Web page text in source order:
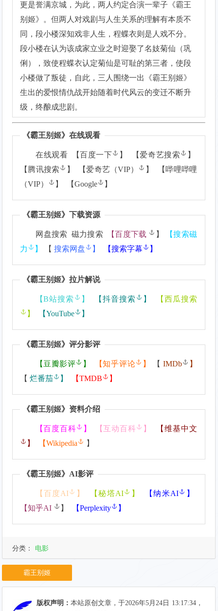
更是誉满京城，为此，两人约定合演一辈子《霸王
别姬》。但两人对戏剧与人生关系的理解有本质不
同，段小楼深知戏非人生，程蝶衣则是人戏不分。
段小楼在认为该成家立业之时迎娶了名妓菊仙（巩
俐），致使程蝶衣认定菊仙是可耻的第三者，使段
小楼做了叛徒，自此，三人围绕一出《霸王别姬》
生出的爱恨情仇战开始随着时代风云的变迁不断升
级，终酿成悲剧。
《霸王别姬》在线观看
在线观看 【百度一下 】 【 爱奇艺搜索
】
【 腾讯搜索 】 【 爱奇艺（VIP） 】 【 哔哩哔哩
（VIP）
】 【Google 】
《霸王别姬》下载资源
网盘搜索 磁力搜索 【百度下载 】 【搜索磁
力
】 【搜索网盘 】 【搜索字幕 】
《霸王别姬》拉片解说
【B站搜索 】 【抖音搜索 】 【西瓜搜索
】
【YouTube 】
《霸王别姬》评分影评
【 豆瓣影评 】 【知乎评论 】 【 IMDb
】
【烂番茄 】 【TMDB 】
《霸王别姬》资料介绍
【百度百科 】 【互动百科 】 【维基中文
】
【Wikipedia 】
《霸王别姬》AI影评
【百度AI 】 【秘塔AI 】 【纳米AI
】
【知乎AI 】 【Perplexity 】
分类： 电影
霸王别姬
版权声明：本站原创文章，于2026年5月24日 13:17:34 ，